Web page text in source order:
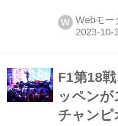
シティ郊外の
ノス・ロドリ
録を更新する
はメルセデス
3...
W Webモー
F1第18
ッペン
チャンピ